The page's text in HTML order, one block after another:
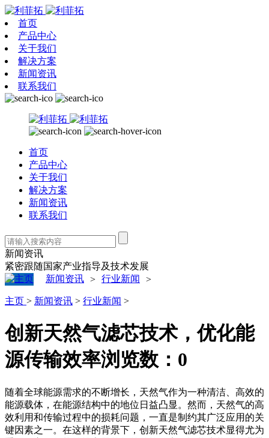
首页
产品中心
关于我们
解决方案
新闻资讯
联系我们
首页
产品中心
关于我们
解决方案
新闻资讯
联系我们
新闻资讯
紧密跟随国家产业指导及技术发展
新闻资讯 > 行业新闻 >
主页 > 新闻资讯 > 行业新闻 >
‌创新天然气滤芯技术，优化能
源传输效率‌浏览数： 0
随着全球能源需求的不断增长，天然气作为一种清洁、高效的
能源载体，在能源结构中的地位日益凸显。然而，天然气的高
效利用和传输过程中的损耗问题，一直是制约其广泛应用的关
键因素之一。在这样的背景下，创新天然气滤芯技术显得尤为